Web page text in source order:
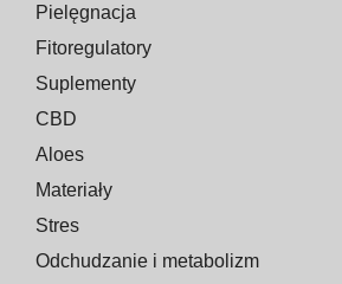
Pielęgnacja
Fitoregulatory
Suplementy
CBD
Aloes
Materiały
Stres
Odchudzanie i metabolizm